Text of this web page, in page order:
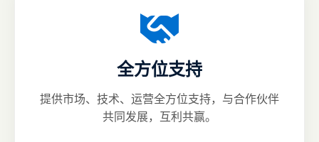
全方位支持
提供市场、技术、运营全方位支持，与合作伙伴
共同发展，互利共赢。